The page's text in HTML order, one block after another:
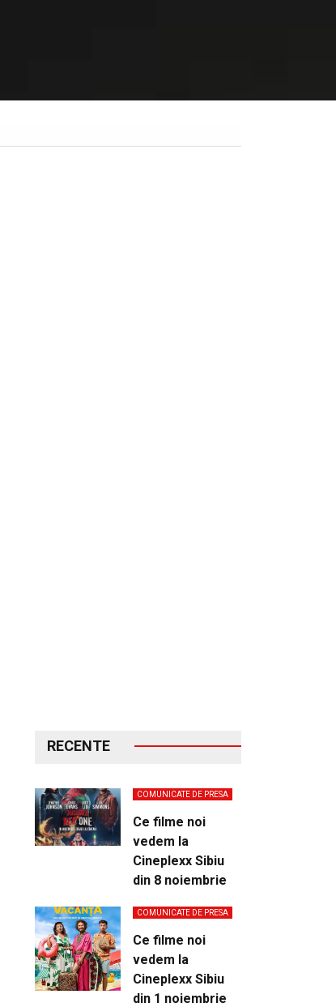
RECENTE
COMUNICATE DE PRESA
Ce filme noi
vedem la
Cineplexx Sibiu
din 8 noiembrie
COMUNICATE DE PRESA
Ce filme noi
vedem la
Cineplexx Sibiu
din 1 noiembrie